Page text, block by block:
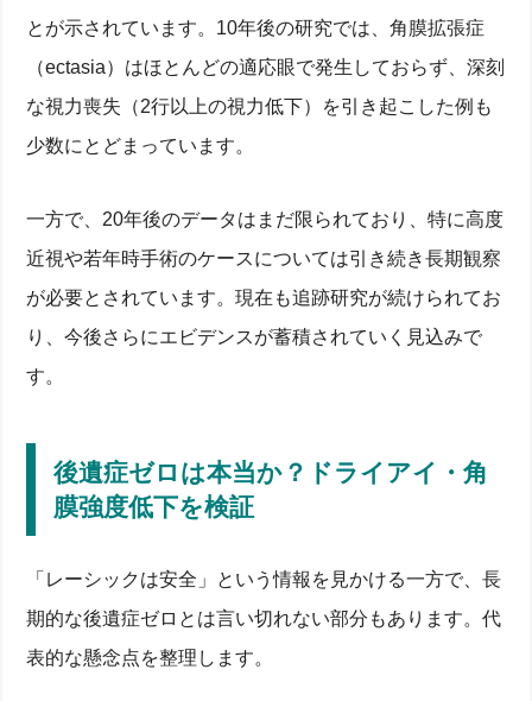
とが示されています。10年後の研究では、角膜拡張症
（ectasia）はほとんどの適応眼で発生しておらず、深刻
な視力喪失（2行以上の視力低下）を引き起こした例も
少数にとどまっています。
一方で、20年後のデータはまだ限られており、特に高度
近視や若年時手術のケースについては引き続き長期観察
が必要とされています。現在も追跡研究が続けられてお
り、今後さらにエビデンスが蓄積されていく見込みで
す。
後遺症ゼロは本当か？ドライアイ・角
膜強度低下を検証
「レーシックは安全」という情報を見かける一方で、長
期的な後遺症ゼロとは言い切れない部分もあります。代
表的な懸念点を整理します。